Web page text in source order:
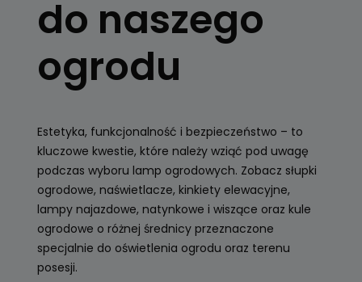
do naszego
ogrodu
Estetyka, funkcjonalność i bezpieczeństwo – to
kluczowe kwestie, które należy wziąć pod uwagę
podczas wyboru lamp ogrodowych. Zobacz słupki
ogrodowe, naświetlacze, kinkiety elewacyjne,
lampy najazdowe, natynkowe i wiszące oraz kule
ogrodowe o różnej średnicy przeznaczone
specjalnie do oświetlenia ogrodu oraz terenu
posesji.